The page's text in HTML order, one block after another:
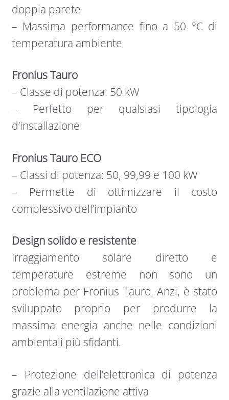
doppia parete
– Massima performance fino a 50 °C di
temperatura ambiente
Fronius Tauro
– Classe di potenza: 50 kW
– Perfetto per qualsiasi tipologia
d’installazione
Fronius Tauro ECO
– Classi di potenza: 50, 99,99 e 100 kW
– Permette di ottimizzare il costo
complessivo dell’impianto
Design solido e resistente
Irraggiamento solare diretto e
temperature estreme non sono un
problema per Fronius Tauro. Anzi, è stato
sviluppato proprio per produrre la
massima energia anche nelle condizioni
ambientali più sfidanti.
– Protezione dell’elettronica di potenza
grazie alla ventilazione attiva